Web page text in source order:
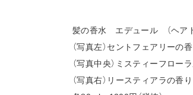
髪の香水 エデュール （ヘア
（写真左）セントフェアリーの
（写真中央）ミスティーフロー
（写真右）リースティアラの香り